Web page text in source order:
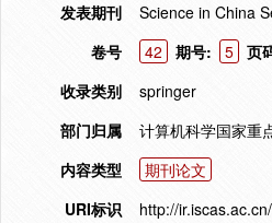
发表期刊
Science in China
卷号
42 期号: 5 页
收录类别
springer
部门归属
计算机科学国家重
内容类型
期刊论文
URI标识
http://